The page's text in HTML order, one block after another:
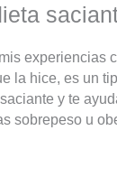
experiencias
la hice, es un
y te
sobrepeso u